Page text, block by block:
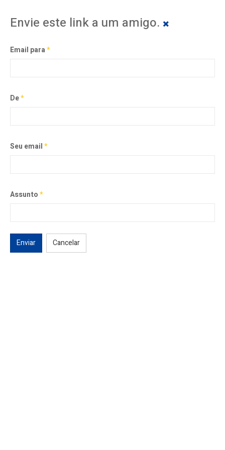
Envie este link a um amigo.
Email para*
De*
Seu email*
Assunto*
Enviar Cancelar